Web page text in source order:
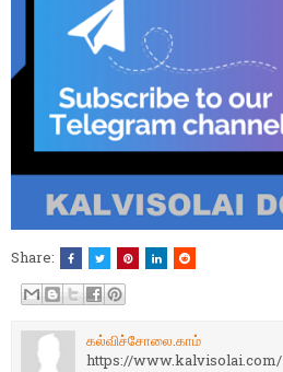
Share:
கல்விச்சோலை.காம்
https://www.kalvisolai.com/